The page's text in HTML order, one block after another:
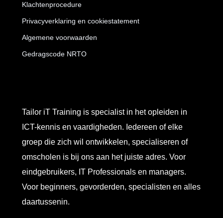
Tailor iT Training is specialist in het opleiden in
ICT-kennis en vaardigheden. Iedereen of elke
groep die zich wil ontwikkelen, specialiseren of
omscholen is bij ons aan het juiste adres. Voor
eindgebruikers, IT Professionals en managers.
Voor beginners, gevorderden, specialisten en alles
daartussenin.
Klachtenprocedure
Privacyverklaring en cookiestatement
Algemene voorwaarden
Gedragscode NRTO